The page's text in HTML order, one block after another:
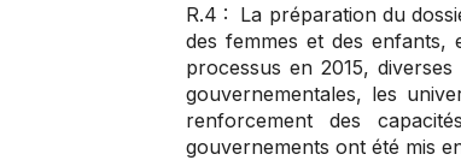
R.4 : La préparation du
des femmes et des
processus en 2015,
gouvernementales, les
renforcement des
gouvernements ont été mis